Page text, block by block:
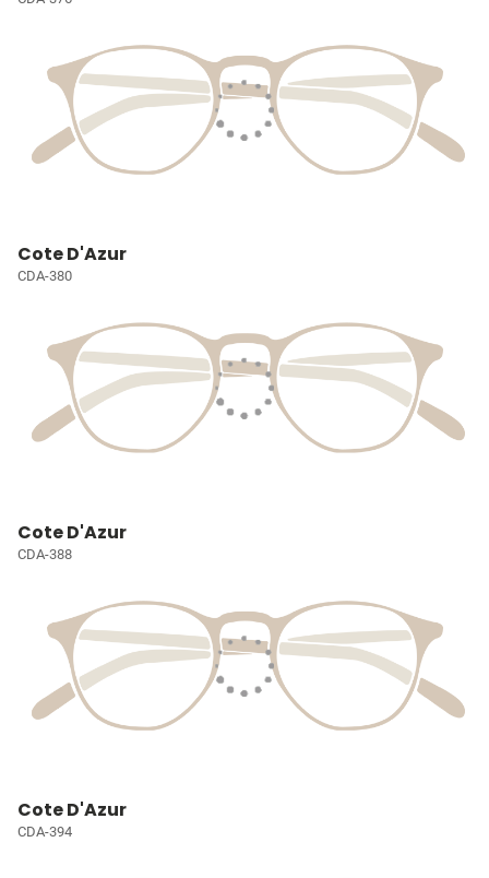
Cote D'Azur
CDA-380
Cote D'Azur
CDA-388
Cote D'Azur
CDA-394